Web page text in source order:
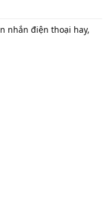
nhắn​ điện thoại hay,